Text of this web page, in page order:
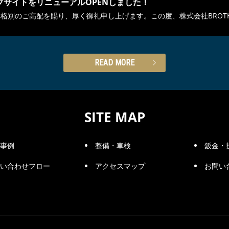
別のご高配を賜り、厚く御礼申し上げます。この度、株式会社
READ MORE
SITE MAP
例 整備・車検 鈑金・
合わせフロー アクセスマップ お問い